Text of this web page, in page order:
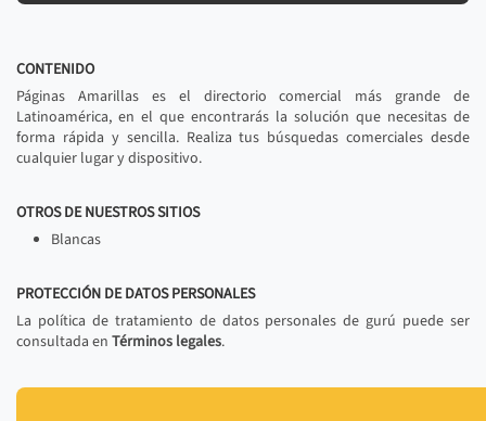
CONTENIDO
Páginas Amarillas es el directorio comercial más grande de
Latinoamérica, en el que encontrarás la solución que necesitas de
forma rápida y sencilla. Realiza tus búsquedas comerciales desde
cualquier lugar y dispositivo.
OTROS DE NUESTROS SITIOS
Blancas
PROTECCIÓN DE DATOS PERSONALES
La política de tratamiento de datos personales de gurú puede ser
consultada en Términos legales.